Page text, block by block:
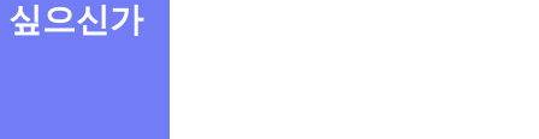
으신가